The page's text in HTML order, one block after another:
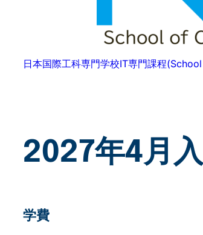
日本国際工科専門学校IT専門課程
2027年4月
学費